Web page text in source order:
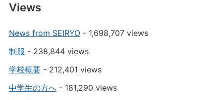
Views
News from SEIRYO- 1,698,707 views
制服 - 238,844 views
学校概要- 212,401 views
中学生の方へ- 181,290 views